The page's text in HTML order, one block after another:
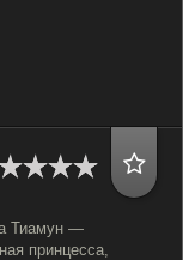
Тиамун —
принцесса,